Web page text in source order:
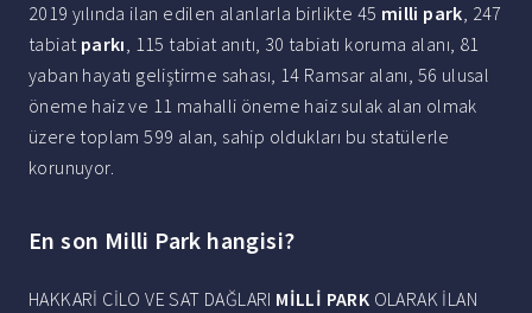
2019 yılında ilan edilen alanlarla birlikte 45 milli park, 247
tabiat parkı, 115 tabiat anıtı, 30 tabiatı koruma alanı, 81
yaban hayatı geliştirme sahası, 14 Ramsar alanı, 56 ulusal
öneme haiz ve 11 mahalli öneme haiz sulak alan olmak
üzere toplam 599 alan, sahip oldukları bu statülerle
korunuyor.
En son Milli Park hangisi?
HAKKARİ CİLO VE SAT DAĞLARI MİLLİ PARK OLARAK İLAN